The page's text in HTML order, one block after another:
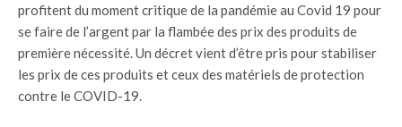
profitent du moment critique de la pandémie au Covid 19 pour
se faire de l’argent par la flambée des prix des produits de
première nécessité. Un décret vient d’être pris pour stabiliser
les prix de ces produits et ceux des matériels de protection
contre le COVID-19.